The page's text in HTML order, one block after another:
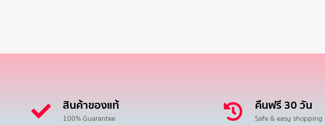
สินค้าของแท้
100% Guarantee
คืนฟรี 30 วัน
Safe & easy shopping